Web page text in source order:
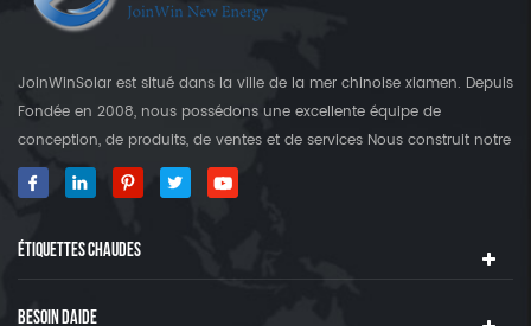
JoinWinSolar est situé dans la ville de la mer chinoise xiamen. Depuis
Fondée en 2008, nous possédons une excellente équipe de
conception, de produits, de ventes et de services Nous construit notre
propre usine qui est plus que 3000 Square's terre. En tant que
fournisseur mondial des crochets de fixation solaire, JoinwinSolar a
notre produit JoinwinSolar Les produits comprennent le Suivant: 1,
Systèmes de montage solaire sur le toit en métal et accessoires 2,
tuile Systèmes de montage solaire sur le toit et accessoires 3,
ÉTIQUETTES CHAUDES
BESOIN DAIDE